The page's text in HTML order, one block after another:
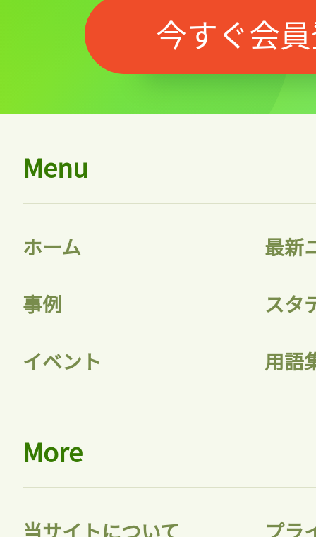
今すぐ会
Menu
ホーム 最新
事例 スタ
イベント 用語
More
当サイトについて プラ